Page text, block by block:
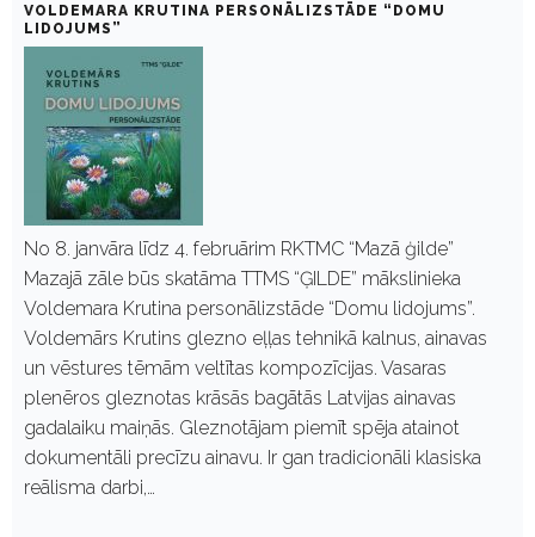
VOLDEMARA KRUTINA PERSONĀLIZSTĀDE “DOMU
LIDOJUMS”
No 8. janvāra līdz 4. februārim RKTMC “Mazā ģilde”
Mazajā zāle būs skatāma TTMS “ĢILDE” mākslinieka
Voldemara Krutina personālizstāde “Domu lidojums”.
Voldemārs Krutins glezno eļļas tehnikā kalnus, ainavas
un vēstures tēmām veltītas kompozīcijas. Vasaras
plenēros gleznotas krāsās bagātās Latvijas ainavas
gadalaiku maiņās. Gleznotājam piemīt spēja atainot
dokumentāli precīzu ainavu. Ir gan tradicionāli klasiska
reālisma darbi,…